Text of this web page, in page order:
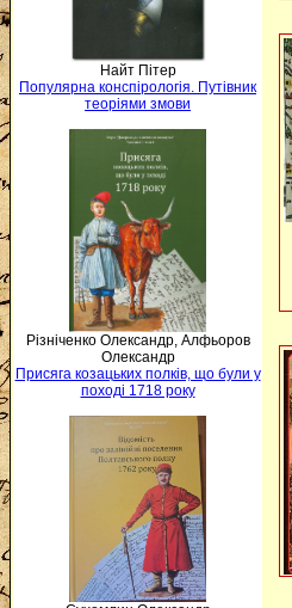
Найт Пітер
Популярна конспірологія. Путівник
теоріями змови
Різніченко Олександр, Алфьоров
Олександр
Присяга козацьких полків, що були у
поході 1718 року